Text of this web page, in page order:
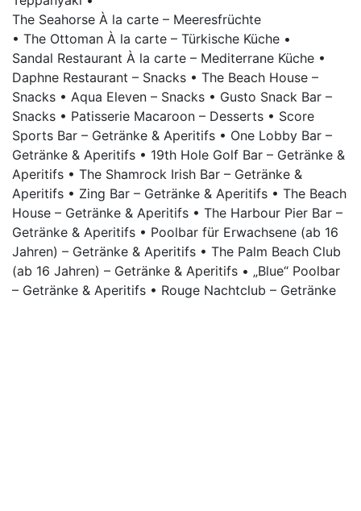
The Seahorse À la carte – Meeresfrüchte
• The Ottoman À la carte – Türkische Küche •
Sandal Restaurant À la carte – Mediterrane Küche •
Daphne Restaurant – Snacks • The Beach House –
Snacks • Aqua Eleven – Snacks • Gusto Snack Bar –
Snacks • Patisserie Macaroon – Desserts • Score
Sports Bar – Getränke & Aperitifs • One Lobby Bar –
Getränke & Aperitifs • 19th Hole Golf Bar – Getränke &
Aperitifs • The Shamrock Irish Bar – Getränke &
Aperitifs • Zing Bar – Getränke & Aperitifs • The Beach
House – Getränke & Aperitifs • The Harbour Pier Bar –
Getränke & Aperitifs • Poolbar für Erwachsene (ab 16
Jahren) – Getränke & Aperitifs • The Palm Beach Club
(ab 16 Jahren) – Getränke & Aperitifs • „Blue“ Poolbar
– Getränke & Aperitifs • Rouge Nachtclub – Getränke